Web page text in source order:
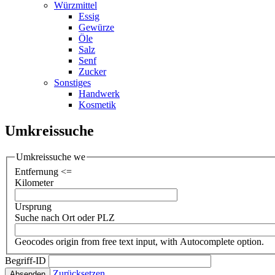
Würzmittel
Essig
Gewürze
Öle
Salz
Senf
Zucker
Sonstiges
Handwerk
Kosmetik
Umkreissuche
Umkreissuche we
Entfernung <=
Kilometer
Ursprung
Suche nach Ort oder PLZ
Geocodes origin from free text input, with Autocomplete option.
Begriff-ID